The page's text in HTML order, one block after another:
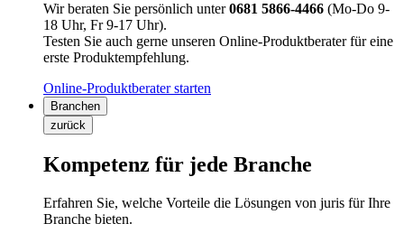
Wir beraten Sie persönlich unter0681 5866-4466 (Mo-Do 9-
18 Uhr, Fr 9-17 Uhr).
Testen Sie auch gerne unseren Online-Produktberater für eine
erste Produktempfehlung.
Online-Produktberater starten
Branchen
zurück
Kompetenz für jede Branche
Erfahren Sie, welche Vorteile die Lösungen von juris für Ihre
Branche bieten.